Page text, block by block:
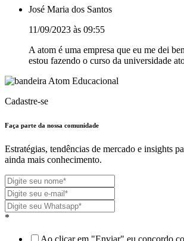
José Maria dos Santos
11/09/2023 às 09:55
A atom é uma empresa que eu me dei
estou fazendo o curso da universidade
Cadastre-se
Faça parte da nossa comunidade
Estratégias, tendências de mercado e insights
ainda mais conhecimento.
*
Ao clicar em "Enviar" eu concordo